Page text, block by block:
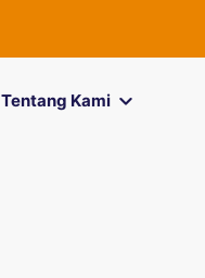
Tentang Kami